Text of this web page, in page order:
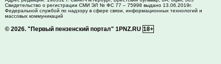
Свидетельство о регистрации СМИ ЭЛ № ФС 77 – 75998 выдано 13.06.2019г.
Федеральной службой по надзору в сфере связи, информационных технологий и
массовых коммуникаций
© 2026. "Первый пензенский портал" 1PNZ.RU 18+